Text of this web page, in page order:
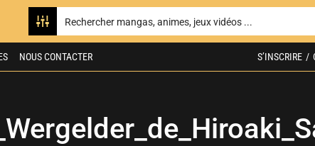
NOUS CONTACTER S’INSCRIRE /